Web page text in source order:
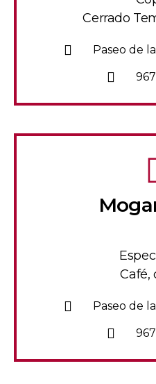
Cerrado
Paseo de
Café,
Paseo de